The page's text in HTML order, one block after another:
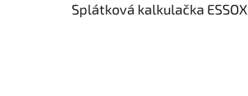
Splátková kalkulačka ESSOX